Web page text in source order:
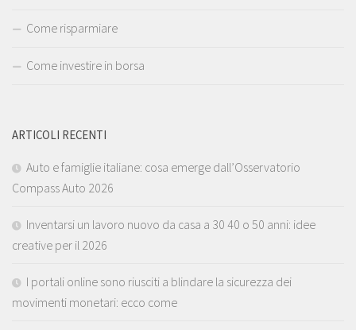
Come risparmiare
Come investire in borsa
ARTICOLI RECENTI
Auto e famiglie italiane: cosa emerge dall’Osservatorio
Compass Auto 2026
Inventarsi un lavoro nuovo da casa a 30 40 o 50 anni: idee
creative per il 2026
I portali online sono riusciti a blindare la sicurezza dei
movimenti monetari: ecco come